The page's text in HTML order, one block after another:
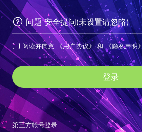
 问题 安全提问(未设置请忽略)
 阅读并同意 《用户协议》 和 《隐私声明》
登录
第三方帐号登录